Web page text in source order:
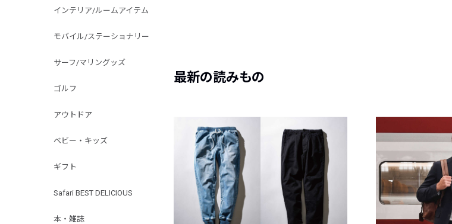
インテリア/ルームアイテム
モバイル/ステーショナリー
サーフ/マリングッズ
ゴルフ
アウトドア
ベビー・キッズ
ギフト
Safari BEST DELICIOUS
本・雑誌
最新の読みもの